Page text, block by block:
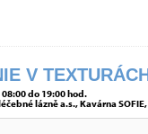
V
do 19:00 hod.
lázně a.s., Kavárna